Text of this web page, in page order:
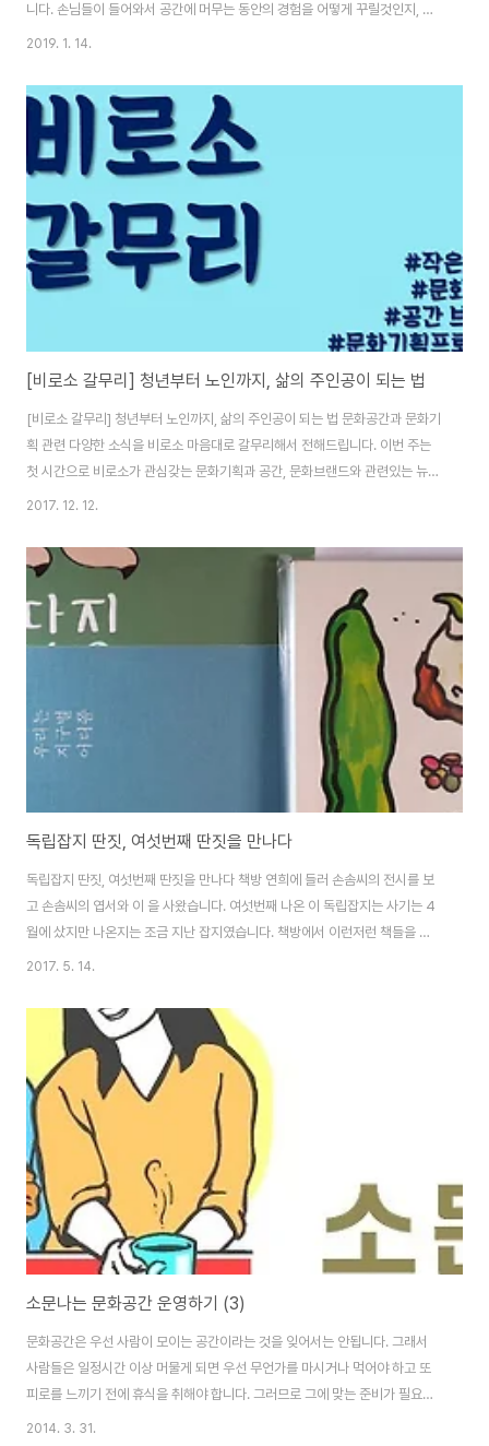
니다. 손님들이 들어와서 공간에 머무는 동안의 경험을 어떻게 꾸릴것인지, 그
중간중간 어떤 장치를 두는 것이 좋을 지를 고민하는 것에 재미를 느꼈습니다.
동행한 이들과 이야기를 나누게 만드는 무언가가 있다는 것은 공간을 지키는
이들에게는 기쁨일것입니다. '공간'과 '장소'를 테마로 한 여러 책을 읽고 있습
니다. 꽤 공들여 읽어도 그 안에서 나의 생각을 단단하게 만들어갈 실마리를 찾
는 과정은 쉽지만은 않습니다. 그래도 이번에 읽은 는 그나마 분량이 적어서 어
2019. 1. 14.
[비로소 갈무리] 청년부터 노인까지, 삶의 주인공이 되는 법
[비로소 갈무리] 청년부터 노인까지, 삶의 주인공이 되는 법 문화공간과 문화기
획 관련 다양한 소식을 비로소 마음대로 갈무리해서 전해드립니다. 이번 주는
첫 시간으로 비로소가 관심갖는 문화기획과 공간, 문화브랜드와 관련있는 뉴스
를 들고 왔습니다. 앞으로 비로스는 이 키워드와 관련있는 다양한 영역의 이슈
접하다 보면 내 공간이 가져야 할 모습이 어떤 모습일지, 내가 만들어 가는 기획
의 방향이 맞는 것인지 조금은 비교해보고 개선해보고 혹은 위안삼거나 할 수
있지 않을까요. 이번주 들고 온 이야기는 19금 소재를 예술로 접근하는 젊은 기
획자들의 이야기부터 노인들의 삶을 경청하는 프로젝트까지 다양한 스펙트럼
2017. 12. 12.
독립잡지 딴짓, 여섯번째 딴짓을 만나다
독립잡지 딴짓, 여섯번째 딴짓을 만나다 책방 연희에 들러 손솜씨의 전시를 보
고 손솜씨의 엽서와 이 을 사왔습니다. 여섯번째 나온 이 독립잡지는 사기는 4
월에 샀지만 나온지는 조금 지난 잡지였습니다. 책방에서 이런저런 책들을 살
펴보다가 이 잡지를 넘겨 보았는데, 웹툰 이미지가 원래는 인쇄용이 아니었는
리타가 관심을 두고 있는 문화공간의 플랫폼, 사람들의 네트워크와 관련한 내
용이 눈길을 끌었어요. 사람들에게 익숙하지 않은 동네들을 소개하는 코너도
재미있었구요. 사실, 애초에 문학과는 거리가 좀 있어서 사색이 깊은 글은 친하
지가 않거니와 많은 문장으로 한가지 사유를 이야기 하는 긴 호흡을 못견뎌 하
는 성미라서 독립잡지의 글들은 잘 읽히..
2017. 5. 14.
소문나는 문화공간 운영하기 (3)
문화공간은 우선 사람이 모이는 공간이라는 것을 잊어서는 안됩니다. 그래서
사람들은 일정시간 이상 머물게 되면 우선 무언가를 마시거나 먹어야 하고 또
피로를 느끼기 전에 휴식을 취해야 합니다. 그러므로 그에 맞는 준비가 필요합
니다. 요즘은 비지니스 센터에도 카페가 준비되어 있고 카페나 호텔과 같은 부
2014. 3. 31.